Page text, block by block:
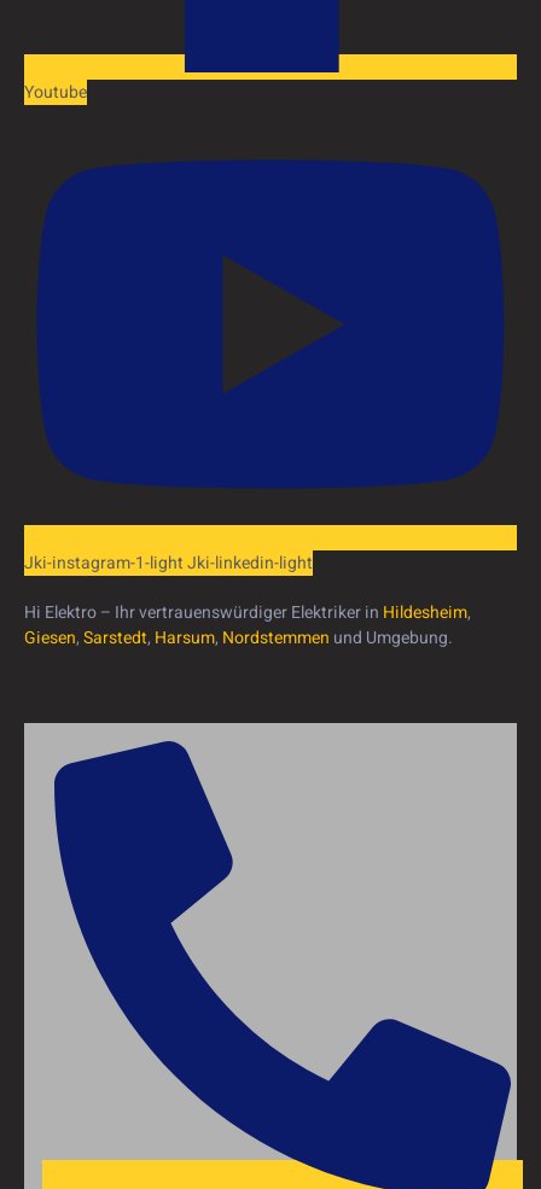
Youtube
Jki-instagram-1-lightJki-linkedin-light
Hi Elektro – Ihr vertrauenswürdiger Elektriker in Hildesheim,
Giesen,Sarstedt, Harsum, Nordstemmen und Umgebung.